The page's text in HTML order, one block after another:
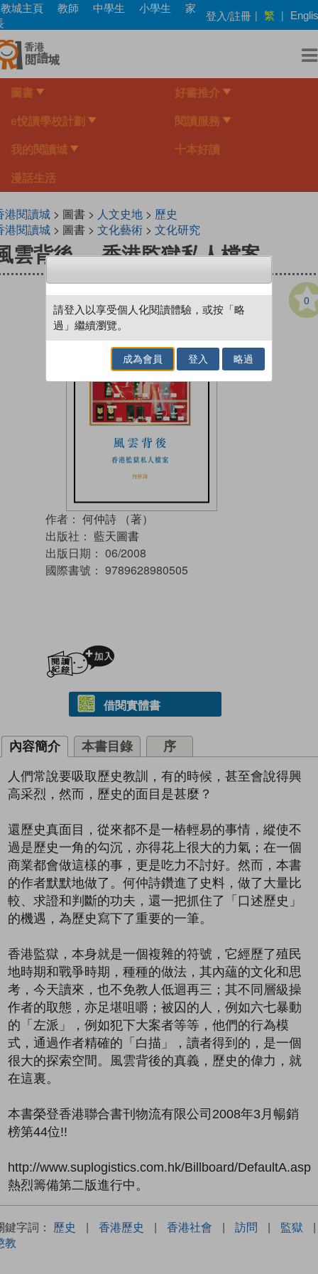
Skip
to
main
content
教城主頁 教師 中學生 小學生
家
登入/註冊 | 繁 |
圖書 好書推介
e悅讀學校計劃 閱讀服務
我的閱讀城 十本好讀
漫話生活
港閱讀城> 圖書 > 人文史地> 歷史
港閱讀城> 圖書 > 文化藝術> 文化研究
雲背後──香港監獄私人檔案
0
作者： 何仲詩 （著）
出版社： 藍天圖書
出版日期： 06/2008
國際書號： 9789628980505
借閱實體書
內容簡介 本書目錄 序
人們常說要吸取歷史教訓，有的時候，甚至會說得興
高采烈，然而，歷史的面目是甚麼？
還歷史真面目，從來都不是一樁輕易的事情，縱使不
過是歷史一角的勾沉，亦得花上很大的力氣；在一個
商業都會做這樣的事，更是吃力不討好。然而，本書
的作者默默地做了。何仲詩鑽進了史料，做了大量比
較、求證和判斷的功夫，還一把抓住了「口述歷史」
的機遇，為歷史寫下了重要的一筆。
香港監獄，本身就是一個複雜的符號，它經歷了殖民
地時期和戰爭時期，種種的做法，其內蘊的文化和思
考，今天讀來，也不免教人低迴再三；其不同層級操
作者的取態，亦足堪咀嚼；被囚的人，例如六七暴動
的「左派」，例如犯下大案者等等，他們的行為模
式，通過作者精確的「白描」，讀者得到的，是一個
很大的探索空間。風雲背後的真義，歷史的偉力，就
在這裏。
本書榮登香港聯合書刊物流有限公司2008年3月暢銷
榜第44位!!
http://www.suplogistics.com.hk/Billboard/DefaultA.asp
熱烈籌備第二版進行中。
鍵字詞： 歷史 | 香港歷史 | 香港社會 | 訪問 | 監獄
|
教
請登入以享受個人化閱讀體驗，或按「略
過」繼續瀏覽。
成為會員 登入 略過